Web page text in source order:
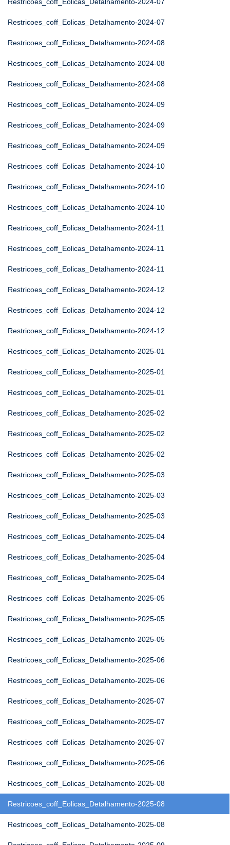
Restricoes_coff_Eolicas_Detalhamento-2024-07
Restricoes_coff_Eolicas_Detalhamento-2024-08
Restricoes_coff_Eolicas_Detalhamento-2024-08
Restricoes_coff_Eolicas_Detalhamento-2024-08
Restricoes_coff_Eolicas_Detalhamento-2024-09
Restricoes_coff_Eolicas_Detalhamento-2024-09
Restricoes_coff_Eolicas_Detalhamento-2024-09
Restricoes_coff_Eolicas_Detalhamento-2024-10
Restricoes_coff_Eolicas_Detalhamento-2024-10
Restricoes_coff_Eolicas_Detalhamento-2024-10
Restricoes_coff_Eolicas_Detalhamento-2024-11
Restricoes_coff_Eolicas_Detalhamento-2024-11
Restricoes_coff_Eolicas_Detalhamento-2024-11
Restricoes_coff_Eolicas_Detalhamento-2024-12
Restricoes_coff_Eolicas_Detalhamento-2024-12
Restricoes_coff_Eolicas_Detalhamento-2024-12
Restricoes_coff_Eolicas_Detalhamento-2025-01
Restricoes_coff_Eolicas_Detalhamento-2025-01
Restricoes_coff_Eolicas_Detalhamento-2025-01
Restricoes_coff_Eolicas_Detalhamento-2025-02
Restricoes_coff_Eolicas_Detalhamento-2025-02
Restricoes_coff_Eolicas_Detalhamento-2025-02
Restricoes_coff_Eolicas_Detalhamento-2025-03
Restricoes_coff_Eolicas_Detalhamento-2025-03
Restricoes_coff_Eolicas_Detalhamento-2025-03
Restricoes_coff_Eolicas_Detalhamento-2025-04
Restricoes_coff_Eolicas_Detalhamento-2025-04
Restricoes_coff_Eolicas_Detalhamento-2025-04
Restricoes_coff_Eolicas_Detalhamento-2025-05
Restricoes_coff_Eolicas_Detalhamento-2025-05
Restricoes_coff_Eolicas_Detalhamento-2025-05
Restricoes_coff_Eolicas_Detalhamento-2025-06
Restricoes_coff_Eolicas_Detalhamento-2025-06
Restricoes_coff_Eolicas_Detalhamento-2025-07
Restricoes_coff_Eolicas_Detalhamento-2025-07
Restricoes_coff_Eolicas_Detalhamento-2025-07
Restricoes_coff_Eolicas_Detalhamento-2025-06
Restricoes_coff_Eolicas_Detalhamento-2025-08
Restricoes_coff_Eolicas_Detalhamento-2025-08
Restricoes_coff_Eolicas_Detalhamento-2025-08